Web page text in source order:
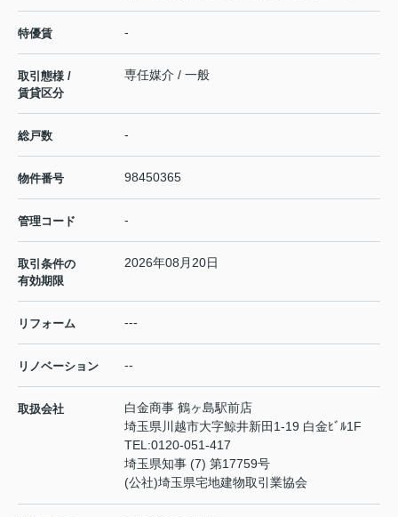
特優賃 -
取引態様 /
賃貸区分
専任媒介 / 一般
総戸数 -
物件番号 98450365
管理コード -
取引条件の
有効期限
2026年08月20日
リフォーム ---
リノベーション --
取扱会社
白金商事 鶴ヶ島駅前店
埼玉県川越市大字鯨井新田1-19 白金ﾋﾞﾙ1F
TEL:0120-051-417
埼玉県知事 (7) 第17759号
(公社)埼玉県宅地建物取引業協会